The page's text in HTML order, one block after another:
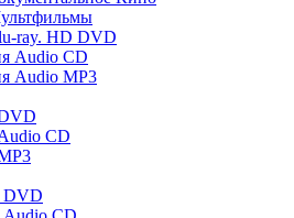
ray. HD DVD
Audio CD
Audio MP3
CD
DVD